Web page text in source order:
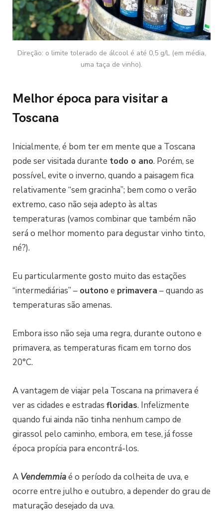
Direção: o limite tolerado de álcool é até 0,5 g/L (em média,
uma taça de vinho).
Melhor época para visitar a
Toscana
Inicialmente, é bom ter em mente que a Toscana
pode ser visitada durante todo o ano. Porém, se
possível, evite o inverno, quando a paisagem fica
relativamente “sem gracinha”; bem como o verão
extremo, caso não seja adepto às altas
temperaturas (vamos combinar que também não
será o melhor momento para degustar vinho tinto,
né?).
Eu particularmente gosto muito das estações
“intermediárias” – outono e primavera – quando as
temperaturas são amenas.
Embora isso não seja uma regra, durante outono e
primavera, as temperaturas ficam em torno dos
20°C.
A vantagem de viajar pela Toscana na primavera é
ver as cidades e estradas floridas. Infelizmente
quando fui ainda não tinha nenhum campo de
girassol pelo caminho, embora, em tese, já fosse
época propícia para encontrá-los.
A Vendemmiaé o período da colheita de uva, e
ocorre entre julho e outubro, a depender do grau de
maturação desejado da uva.